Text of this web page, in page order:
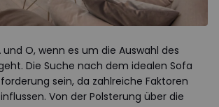
O, wenn es um die Auswahl des
Die Suche nach dem idealen Sofa
sein, da zahlreiche Faktoren
Von der Polsterung über die